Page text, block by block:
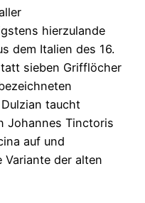
hierzulande
dem Italien des 16.
sieben Grifflöcher
taucht
Johannes Tinctoris
auf und
der alten